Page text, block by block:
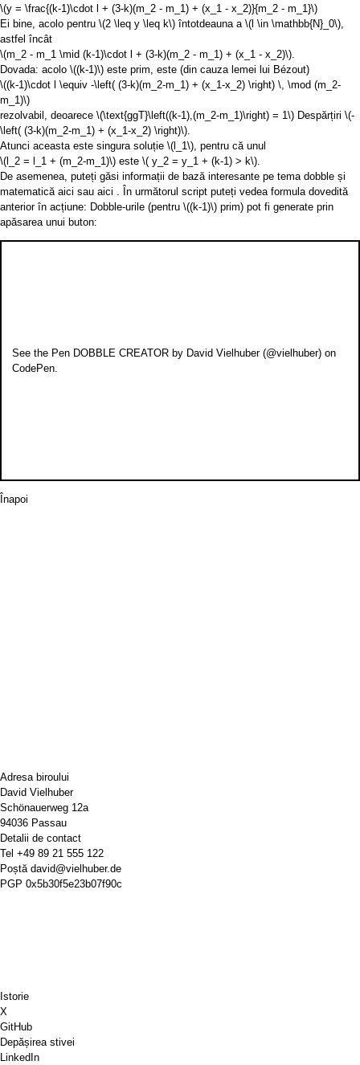
\(y = \frac{(k-1)\cdot l + (3-k)(m_2 - m_1) + (x_1 - x_2)}{m_2 - m_1}\)
Ei bine, acolo pentru \(2 \leq y \leq k\) întotdeauna a \(l \in \mathbb{N}_0\)
astfel încât
\(m_2 - m_1 \mid (k-1)\cdot l + (3-k)(m_2 - m_1) + (x_1 - x_2)\)
Dovada: acolo \((k-1)\) este prim, este (din cauza lemei lui Bézout)
\((k-1)\cdot l \equiv -\left( (3-k)(m_2-m_1) + (x_1-x_2) \right) \, \mod (m_2-
m_1)\)
rezolvabil, deoarece \(\text{ggT}\left((k-1),(m_2-m_1)\right) = 1\) Despărțiri \(-
\left( (3-k)(m_2-m_1) + (x_1-x_2) \right)\)
Atunci aceasta este singura soluție \(l_1\) , pentru că unul
\(l_2 = l_1 + (m_2-m_1)\) este \( y_2 = y_1 + (k-1) > k\)
De asemenea, puteți găsi informații de bază interesante pe tema dobble și
matematică aici sau aici . În următorul script puteți vedea formula dovedită
anterior în acțiune: Dobble-urile (pentru \((k-1)\) prim) pot fi generate prin
apăsarea unui buton:
See the Pen DOBBLE CREATOR by David Vielhuber (@vielhuber) on
CodePen
Înapoi
Adresa biroului
David Vielhuber
Schönauerweg 12a
94036 Passau
Detalii de contact
Tel +49 89 21 555 122
Poștă david@vielhuber.de
PGP 0x5b30f5e23b07f90c
Istorie
X
GitHub
Depășirea stivei
LinkedIn